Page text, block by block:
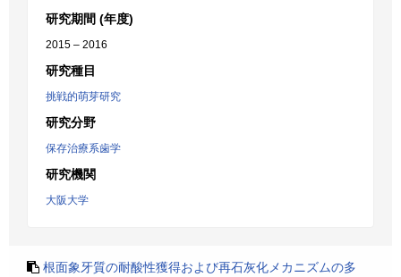
研究期間 (年度)
2015 – 2016
研究種目
挑戦的萌芽研究
研究分野
保存治療系歯学
研究機関
大阪大学
根面象牙質の耐酸性獲得および再石灰化メカニズムの多